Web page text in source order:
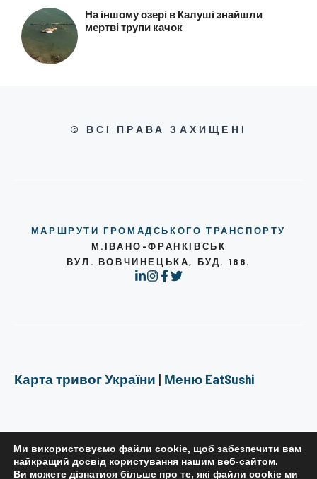
На іншому озері в Калуші знайшли
мертві трупи качок
© ВСІ ПРАВА ЗАХИЩЕНІ
МАРШРУТИ ГРОМАДСЬКОГО ТРАНСПОРТУ
М.ІВАНО-ФРАНКІВСЬК
ВУЛ. ВОВЧИНЕЦЬКА, БУД. 188.
Карта тривог України | Меню EatSushi
Ми використовуємо файли cookie, щоб забезпечити вам
найкращий досвід користування нашим веб-сайтом.
Ви можете дізнатися більше про те, які файли cookie ми